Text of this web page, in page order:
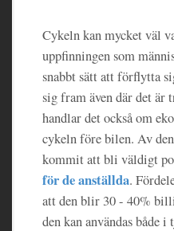
Cykeln kan mycket väl
uppfinningen som
snabbt sätt att förflytta
sig fram även där det är
handlar det också om
cykeln före bilen. Av
kommit att bli väldigt
för de anställda.
att den blir 30 - 40%
den kan användas både